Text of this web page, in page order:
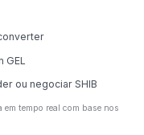
ou negociar SHIB
em tempo real com base nos